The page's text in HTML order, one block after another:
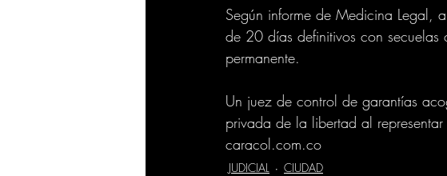
Según informe de Medicina Legal,
de 20 días definitivos con
permanente.
Un juez de control de garantías
privada de la libertad al
caracol.com.co
JUDICIAL CIUDAD